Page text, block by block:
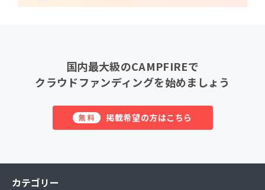
国内最大級のCAMPFIREで
クラウドファンディングを始めましょう
無料 掲載希望の方はこちら
カテゴリー